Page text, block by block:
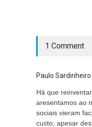
1 Comment
Paulo Sardinheiro
Há que
aresentamos ao
sociais vieram
custo, apesar